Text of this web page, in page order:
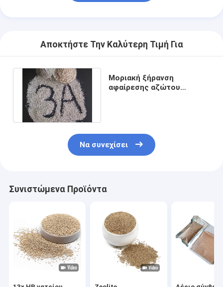
Αποκτήστε Την Καλύτερη Τιμή Για
Μοριακή ξήρανση
αφαίρεσης αζώτου
Να συνεχίσει
Συνιστώμενα Προϊόντα